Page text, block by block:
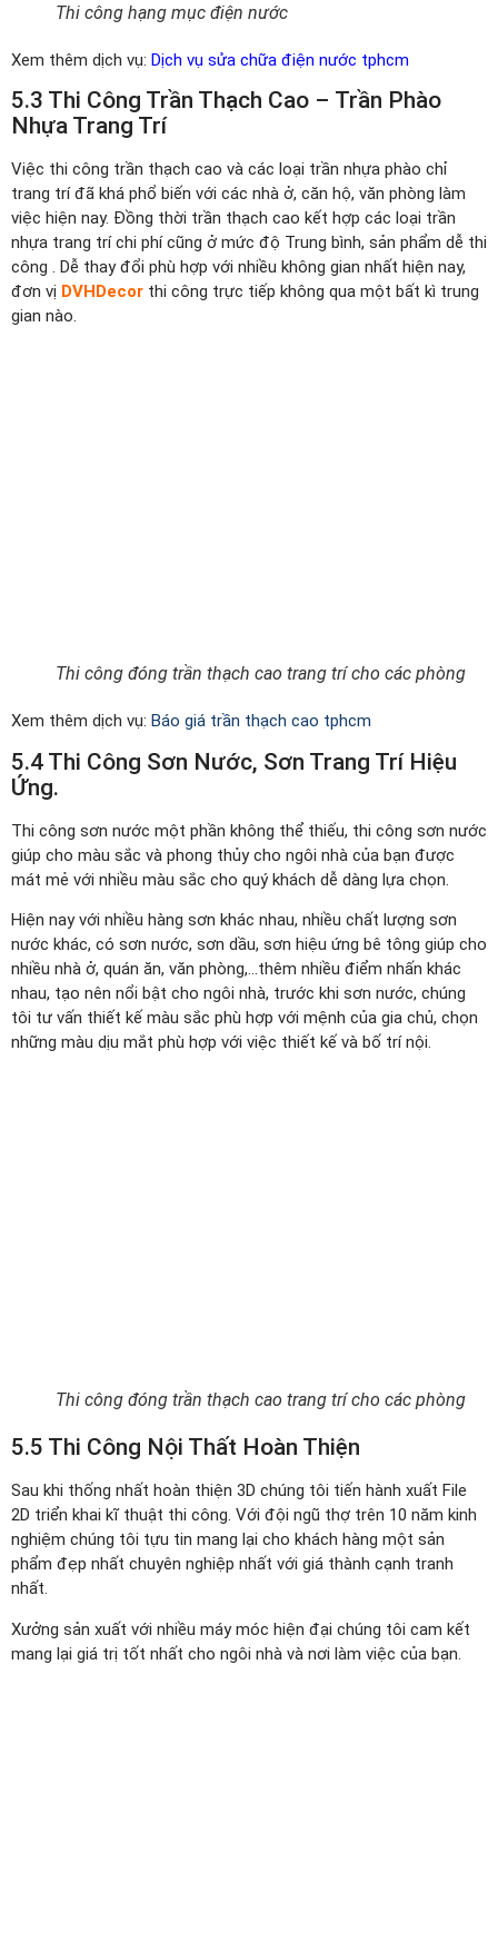
Thi công hạng mục điện nước
Xem thêm dịch vụ: Dịch vụ sửa chữa điện nước tphcm
5.3 Thi Công Trần Thạch Cao – Trần Phào
Nhựa Trang Trí
Việc thi công trần thạch cao và các loại trần nhựa phào chỉ
trang trí đã khá phổ biến với các nhà ở, căn hộ, văn phòng làm
việc hiện nay. Đồng thời trần thạch cao kết hợp các loại trần
nhựa trang trí chi phí cũng ở mức độ Trung bình, sản phẩm dễ thi
công . Dễ thay đổi phù hợp với nhiều không gian nhất hiện nay,
đơn vị DVHDecor thi công trực tiếp không qua một bất kì trung
gian nào.
Thi công đóng trần thạch cao trang trí cho các phòng
Xem thêm dịch vụ: Báo giá trần thạch cao tphcm
5.4 Thi Công Sơn Nước, Sơn Trang Trí Hiệu
Ứng.
Thi công sơn nước một phần không thể thiếu, thi công sơn nước
giúp cho màu sắc và phong thủy cho ngôi nhà của bạn được
mát mẻ với nhiều màu sắc cho quý khách dễ dàng lựa chọn.
Hiện nay với nhiều hàng sơn khác nhau, nhiều chất lượng sơn
nước khác, có sơn nước, sơn dầu, sơn hiệu ứng bê tông giúp cho
nhiều nhà ở, quán ăn, văn phòng,…thêm nhiều điểm nhấn khác
nhau, tạo nên nổi bật cho ngôi nhà, trước khi sơn nước, chúng
tôi tư vấn thiết kế màu sắc phù hợp với mệnh của gia chủ, chọn
những màu dịu mắt phù hợp với việc thiết kế và bố trí nội.
Thi công đóng trần thạch cao trang trí cho các phòng
5.5 Thi Công Nội Thất Hoàn Thiện
Sau khi thống nhất hoàn thiện 3D chúng tôi tiến hành xuất File
2D triển khai kĩ thuật thi công. Với đội ngũ thợ trên 10 năm kinh
nghiệm chúng tôi tựu tin mang lại cho khách hàng một sản
phẩm đẹp nhất chuyên nghiệp nhất với giá thành cạnh tranh
nhất.
Xưởng sản xuất với nhiều máy móc hiện đại chúng tôi cam kết
mang lại giá trị tốt nhất cho ngôi nhà và nơi làm việc của bạn.